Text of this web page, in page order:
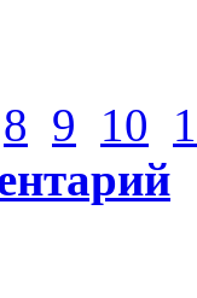
8 9 10